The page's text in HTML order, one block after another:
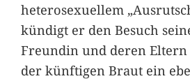
heterosexuellem
kündigt er den Besuch
Freundin und deren Eltern
der künftigen Braut ein